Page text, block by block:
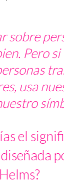
sobre
Pero si
usa
el
Helms?